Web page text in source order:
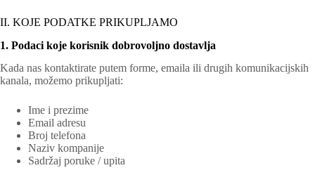
II. KOJE PODATKE PRIKUPLJAMO
1. Podaci koje korisnik dobrovoljno dostavlja
Kada nas kontaktirate putem forme, emaila ili drugih komunikacijskih
kanala, možemo prikupljati:
Ime i prezime
Email adresu
Broj telefona
Naziv kompanije
Sadržaj poruke / upita